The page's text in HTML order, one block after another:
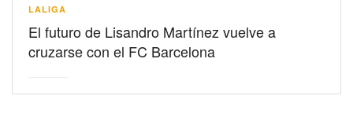
LALIGA
El futuro de Lisandro Martínez vuelve a
cruzarse con el FC Barcelona